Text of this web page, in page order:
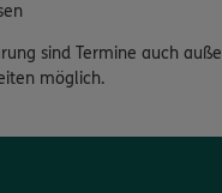
sind Termine auch
möglich.